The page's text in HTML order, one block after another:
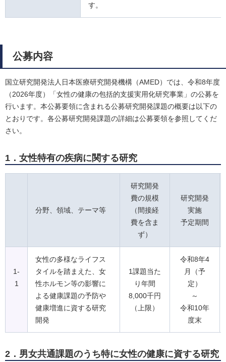
す。
公募内容
国立研究開発法人日本医療研究開発機構（AMED）では、令和8年度
（2026年度）「女性の健康の包括的支援実用化研究事業」の公募を
行います。本公募要領に含まれる公募研究開発課題の概要は以下の
とおりです。各公募研究開発課題の詳細は公募要領を参照してくだ
さい。
1．女性特有の疾病に関する研究
分野、領域、テーマ等
研究開発
費の規模
（間接経
費を含ま
ず）
研究開発
実施
予定期間
1-
1
女性の多様なライフス
タイルを踏まえた、女
性ホルモン等の影響に
よる健康課題の予防や
健康増進に資する研究
開発
1課題当た
り年間
8,000千円
（上限）
令和8年4
月（予
定）
～
令和10年
度末
2．男女共通課題のうち特に女性の健康に資する研究